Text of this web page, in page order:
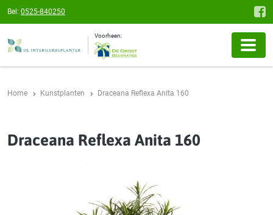
Bel: 0525-840250
Voorheen:
Home Kunstplanten Draceana Reflexa Anita 160
Draceana Reflexa Anita 160